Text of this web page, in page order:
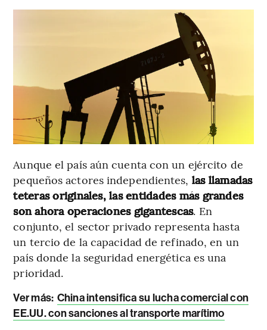
Aunque el país aún cuenta con un ejército de
pequeños actores independientes, las llamadas
teteras originales, las entidades más grandes
son ahora operaciones gigantescas. En
conjunto, el sector privado representa hasta
un tercio de la capacidad de refinado, en un
país donde la seguridad energética es una
prioridad.
Ver más: China intensifica su lucha comercial con
EE.UU. con sanciones al transporte marítimo